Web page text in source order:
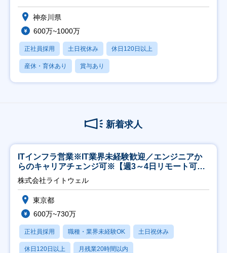
神奈川県
600万~1000万
正社員採用 土日祝休み 休日120日以上
産休・育休あり 賞与あり
新着求人
ITインフラ営業※IT業界未経験歓迎／エンジニアか
らのキャリアチェンジ可※【週3～4日リモート可
能】
株式会社ライトウェル
東京都
600万~730万
正社員採用 職種・業界未経験OK 土日祝休み
休日120日以上 月残業20時間以内